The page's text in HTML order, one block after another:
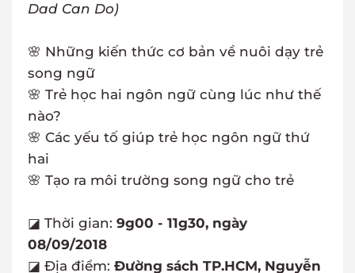
Dad Can Do)
🌸 Những kiến thức cơ bản về nuôi dạy trẻ
song ngữ
🌸 Trẻ học hai ngôn ngữ cùng lúc như thế
nào?
🌸 Các yếu tố giúp trẻ học ngôn ngữ thứ
hai
🌸 Tạo ra môi trường song ngữ cho trẻ
◪ Thời gian: 9g00 - 11g30, ngày
08/09/2018
◪ Địa điểm: Đường sách TP.HCM, Nguyễn